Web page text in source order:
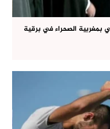
بمغربية الصحراء في برقية